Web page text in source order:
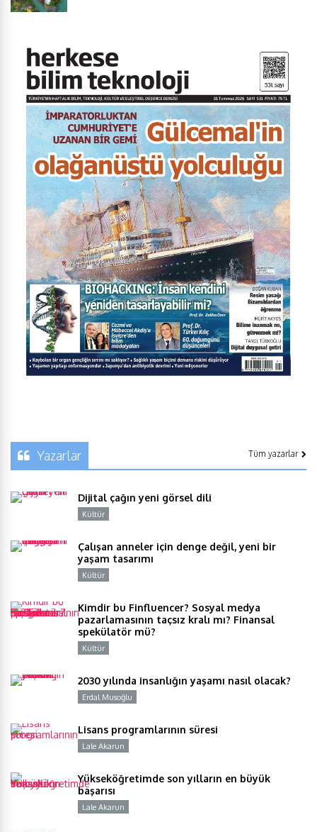
Yazarlar Tüm yazarlar
Dijital çağın yeni görsel dili
Kültür
Çalışan anneler için denge değil, yeni bir
yaşam tasarımı
Kültür
Kimdir bu Finfluencer? Sosyal medya
pazarlamasının taçsız kralı mı? Finansal
spekülatör mü?
Kültür
2030 yılında insanlığın yaşamı nasıl olacak?
Erdal Musoğlu
Lisans programlarının süresi
Lale Akarun
Yükseköğretimde son yılların en büyük
başarısı
Lale Akarun